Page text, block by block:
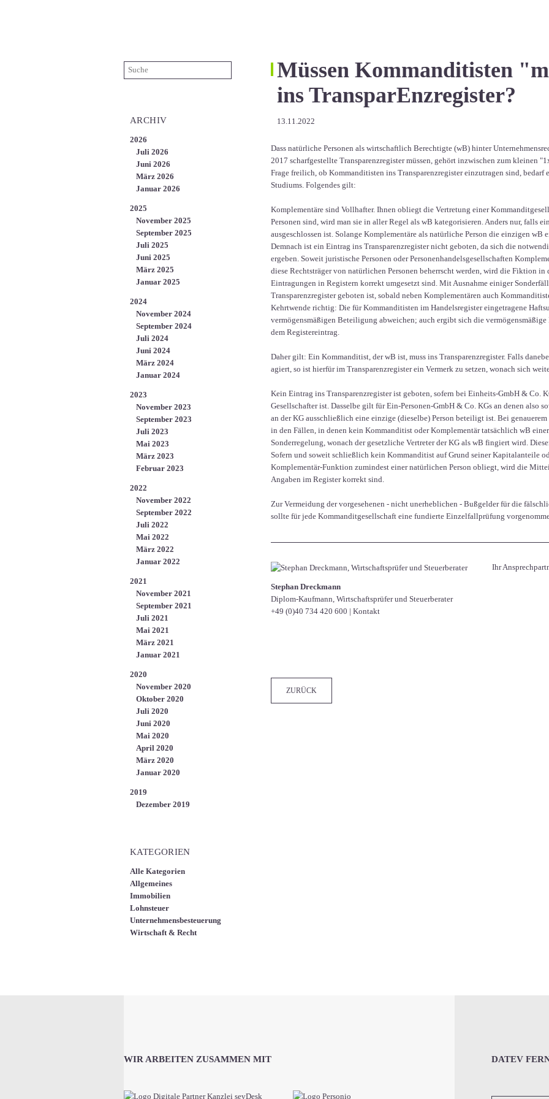
ARCHIV
2026
Juli 2026
Juni 2026
März 2026
Januar 2026
2025
November 2025
September 2025
Juli 2025
Juni 2025
März 2025
Januar 2025
2024
November 2024
September 2024
Juli 2024
Juni 2024
März 2024
Januar 2024
2023
November 2023
September 2023
Juli 2023
Mai 2023
März 2023
Februar 2023
2022
November 2022
September 2022
Juli 2022
Mai 2022
März 2022
Januar 2022
2021
November 2021
September 2021
Juli 2021
Mai 2021
März 2021
Januar 2021
2020
November 2020
Oktober 2020
Juli 2020
Juni 2020
Mai 2020
April 2020
März 2020
Januar 2020
2019
Dezember 2019
KATEGORIEN
Alle Kategorien
Allgemeines
Immobilien
Lohnsteuer
Unternehmensbesteuerung
Wirtschaft & Recht
Müssen Kommanditisten
ins TransparEnzregister?
13.11.2022
Dass natürliche Personen als wirtschaftlich Berechtigte (wB) hinter
2017 scharfgestellte Transparenzregister müssen, gehört inzwischen zum kleinen
Frage freilich, ob Kommanditisten ins Transparenzregister einzutragen sind, bedarf
Studiums. Folgendes gilt:
Komplementäre sind Vollhafter. Ihnen obliegt die Vertretung einer
Personen sind, wird man sie in aller Regel als wB kategorisieren. Anders nur, falls
ausgeschlossen ist. Solange Komplementäre als natürliche Person die einzigen
Demnach ist ein Eintrag ins Transparenzregister nicht geboten, da sich die
ergeben. Soweit juristische Personen oder Personenhandelsgesellschaften
diese Rechtsträger von natürlichen Personen beherrscht werden, wird die Fiktion
Eintragungen in Registern korrekt umgesetzt sind. Mit Ausnahme einiger
Transparenzregister geboten ist, sobald neben Komplementären auch
Kehrtwende richtig: Die für Kommanditisten im Handelsregister eingetragene
vermögensmäßigen Beteiligung abweichen; auch ergibt sich die
dem Registereintrag.
Daher gilt: Ein Kommanditist, der wB ist, muss ins Transparenzregister. Falls
agiert, so ist hierfür im Transparenzregister ein Vermerk zu setzen, wonach sich
Kein Eintrag ins Transparenzregister ist geboten, sofern bei Einheits-GmbH & Co.
Gesellschafter ist. Dasselbe gilt für Ein-Personen-GmbH & Co. KGs an denen also
an der KG ausschließlich eine einzige (dieselbe) Person beteiligt ist. Bei
in den Fällen, in denen kein Kommanditist oder Komplementär tatsächlich wB
Sonderregelung, wonach der gesetzliche Vertreter der KG als wB fingiert wird.
Sofern und soweit schließlich kein Kommanditist auf Grund seiner Kapitalanteile
Komplementär-Funktion zumindest einer natürlichen Person obliegt, wird die
Angaben im Register korrekt sind.
Zur Vermeidung der vorgesehenen - nicht unerheblichen - Bußgelder für die
sollte für jede Kommanditgesellschaft eine fundierte Einzelfallprüfung
Ihr
Stephan Dreckmann
Diplom-Kaufmann, Wirtschaftsprüfer und Steuerberater
+49 (0)40 734 420 600 | Kontakt
ZURÜCK
WIR ARBEITEN ZUSAMMEN MIT DATEV